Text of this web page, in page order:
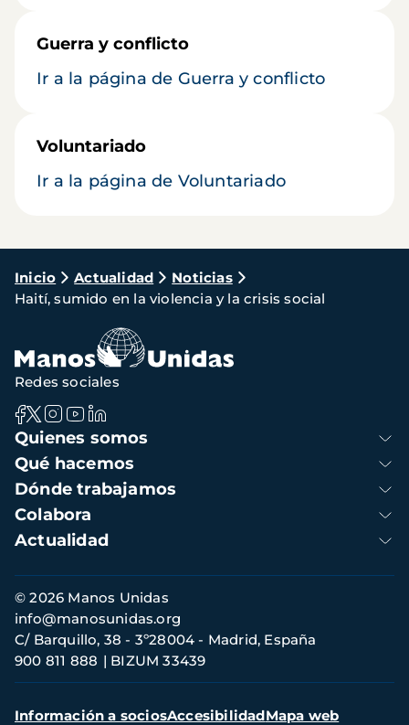
Guerra y conflicto
Ir a la página de Guerra y conflicto
Voluntariado
Ir a la página de Voluntariado
Ruta
de
navegación
Inicio Actualidad
Noticias
Haití, sumido en la violencia y la crisis social
Navegación
principal
Quienes somos
Qué hacemos
Dónde trabajamos
Colabora
Actualidad
Redes sociales
Información
de
contacto
© 2026 Manos Unidas
C/ Barquillo, 38 - 3º28004 - Madrid, España
900 811 888
BIZUM 33439
info@manosunidas.org
Menú
Información a sociosAccesibilidadMapa web